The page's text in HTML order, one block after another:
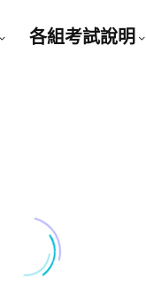
各組考試說明